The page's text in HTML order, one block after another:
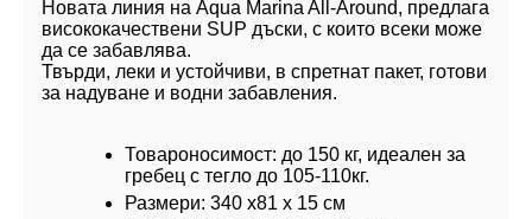
Новата линия на Aqua Marina All-Around, предлага
висококачествени SUP дъски, с които всеки може
да се забавлява.
Твърди, леки и устойчиви, в спретнат пакет, готови
за надуване и водни забавления.
Товароносимост: до 150 кг, идеален за
гребец с тегло до 105-110кг.
Размери: 340 х81 х 15 см